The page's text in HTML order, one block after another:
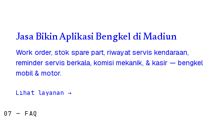
Jasa Bikin Aplikasi Bengkel di Madiun
Work order, stok spare part, riwayat servis kendaraan,
reminder servis berkala, komisi mekanik, & kasir — bengkel
mobil & motor.
Lihat layanan →
07 — FAQ